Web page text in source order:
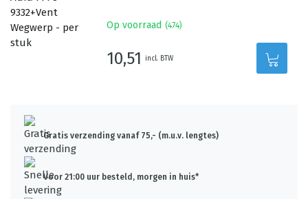
Op voorraad (474)
10,51 incl. BTW
Gratis verzending vanaf 75,- (m.u.v. lengtes)
Voor 21:00 uur besteld, morgen in huis*